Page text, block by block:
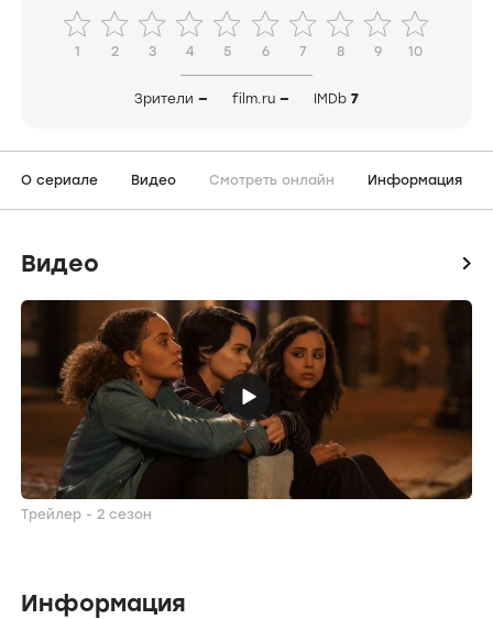
1 2 3 4 5 6 7 8 9 10
Зрители — film.ru — IMDb 7
О сериале Видео Смотреть онлайн Информация
Видео icon
Трейлер - 2 сезон
Информация